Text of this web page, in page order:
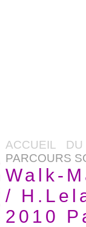
ACCUEIL
PARCOURS
Walk-
/
2010